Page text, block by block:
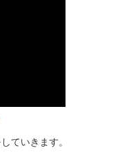
ていきます。